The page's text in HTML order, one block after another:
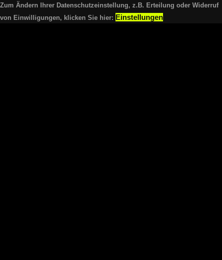
Zum Ändern Ihrer Datenschutzeinstellung, z.B. Erteilung oder Widerruf
von Einwilligungen, klicken Sie hier: Einstellungen